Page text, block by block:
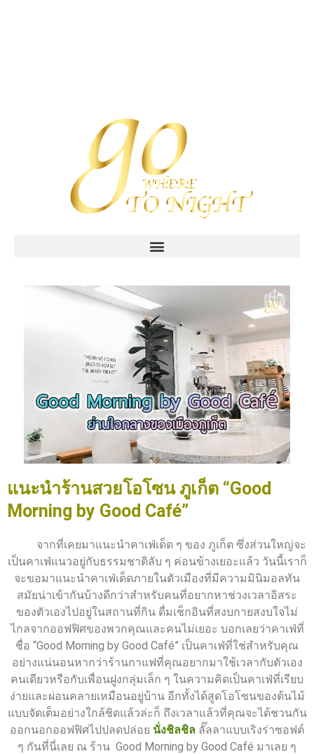
แนะนำร้านสวยโอโซน ภูเก็ต “Good
Morning by Good Café”
จากที่เคยมาแนะนำคาเฟ่เด็ด ๆ ของ ภูเก็ต ซึ่งส่วนใหญ่จะ
เป็นคาเฟ่แนวอยู่กับธรรมชาติลับ ๆ ค่อนข้างเยอะแล้ว วันนี้เราก็
จะขอมาแนะนำคาเฟ่เด็ดภายในตัวเมืองที่มีความมินิมอลทัน
สมัยน่าเข้ากันบ้างดีกว่าสำหรับคนที่อยากหาช่วงเวลาอิสระ
ของตัวเองไปอยู่ในสถานที่กิน ดื่มเช็กอินที่สงบกายสงบใจไม่
ไกลจากออฟฟิศของพวกคุณและคนไม่เยอะ บอกเลยว่าคาเฟ่ที่
ชื่อ “Good Morning by Good Café” เป็นคาเฟ่ที่ใช่สำหรับคุณ
อย่างแน่นอนหากว่าร้านกาแฟที่คุณอยากมาใช้เวลากับตัวเอง
คนเดียวหรือกับเพื่อนฝูงกลุ่มเล็ก ๆ ในความคิดเป็นคาเฟ่ที่เรียบ
ง่ายและผ่อนคลายเหมือนอยู่บ้าน อีกทั้งได้สูดโอโซนของต้นไม้
แบบจัดเต็มอย่างใกล้ชิดแล้วล่ะก็ ถึงเวลาแล้วที่คุณจะได้ชวนกัน
ออกนอกออฟฟิศไปปลดปล่อย นั่งชิลชิล ลั๊ลลาแบบเริงร่าซอฟต์
ๆ กันที่นี่เลย ณ ร้าน Good Morning by Good Café มาเลย ๆ